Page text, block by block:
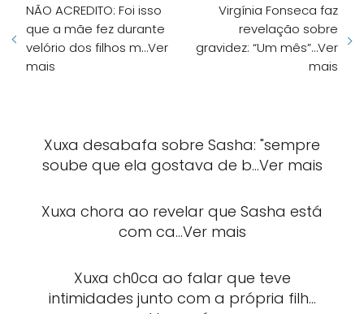
NÃO ACREDITO: Foi isso
que a mãe fez durante
velório dos filhos m…Ver
mais
Virgínia Fonseca faz
revelação sobre
gravidez: “Um mês”…Ver
mais
Xuxa desabafa sobre Sasha: "sempre
soube que ela gostava de b…Ver mais
Xuxa chora ao revelar que Sasha está
com ca…Ver mais
Xuxa ch0ca ao falar que teve
intimidades junto com a própria filh…